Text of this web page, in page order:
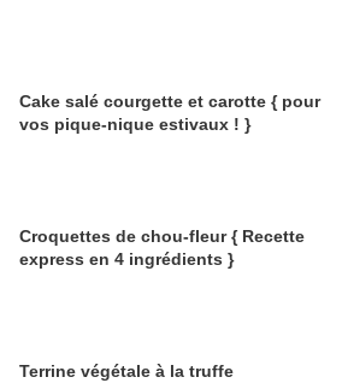
Cake salé courgette et carotte { pour
vos pique-nique estivaux ! }
Croquettes de chou-fleur { Recette
express en 4 ingrédients }
Terrine végétale à la truffe